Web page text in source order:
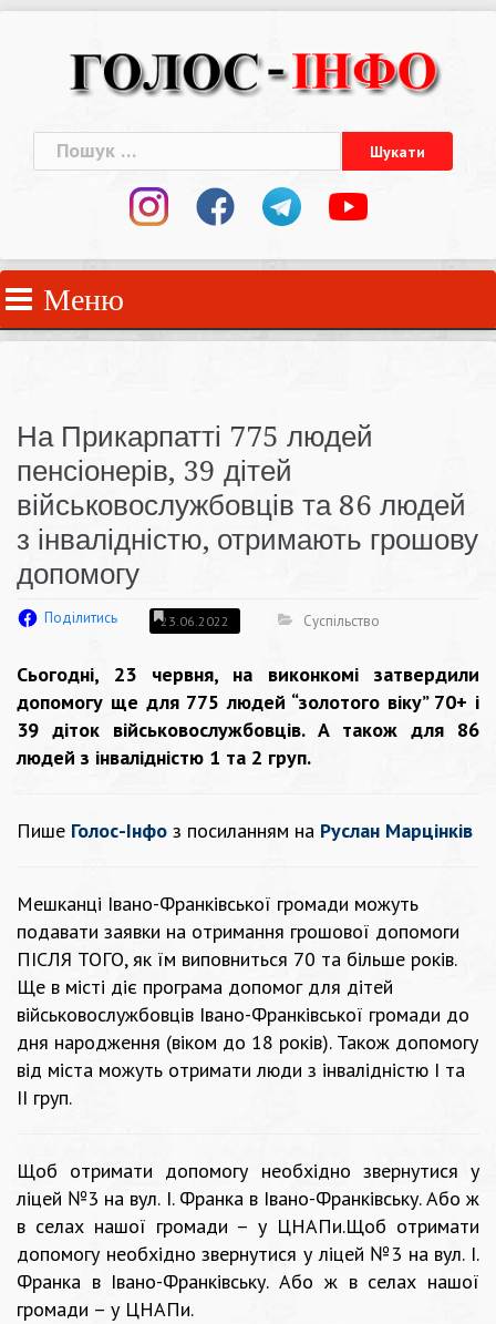
Пошук:
Меню
На Прикарпатті 775 людей
пенсіонерів, 39 дітей
військовослужбовців та 86 людей
з інвалідністю, отримають грошову
допомогу
Поділитись 23.06.2022 Суспільство
Сьогодні, 23 червня, на виконкомі затвердили
допомогу ще для 775 людей “золотого віку” 70+ і
39 діток військовослужбовців. А також для 86
людей з інвалідністю 1 та 2 груп.
Пише Голос-Інфо з посиланням на Руслан Марцінків
Мешканці Івано-Франківської громади можуть
подавати заявки на отримання грошової допомоги
ПІСЛЯ ТОГО, як їм виповниться 70 та більше років.
Ще в місті діє програма допомог для дітей
військовослужбовців Івано-Франківської громади до
дня народження (віком до 18 років). Також допомогу
від міста можуть отримати люди з інвалідністю І та
ІІ груп.
Щоб отримати допомогу необхідно звернутися у
ліцей №3 на вул. І. Франка в Івано-Франківську. Або ж
в селах нашої громади – у ЦНАПи.Щоб отримати
допомогу необхідно звернутися у ліцей №3 на вул. І.
Франка в Івано-Франківську. Або ж в селах нашої
громади – у ЦНАПи.